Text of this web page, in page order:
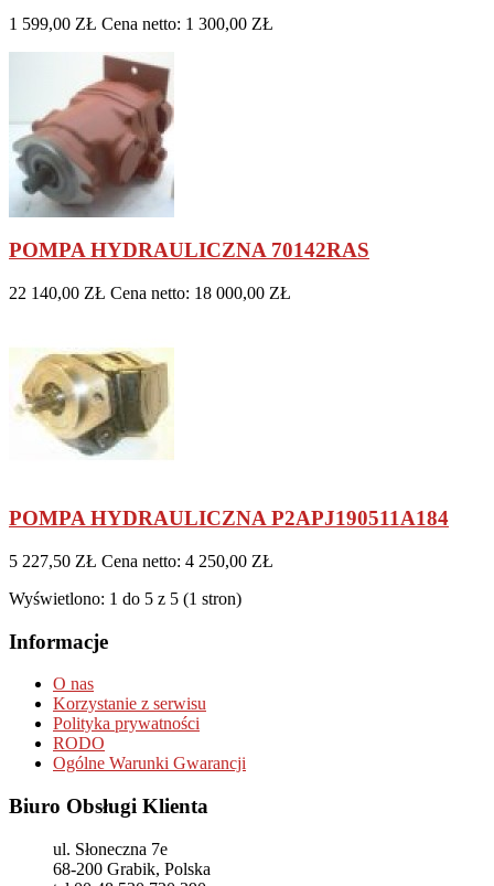
1 599,00 ZŁ Cena netto: 1 300,00 ZŁ
POMPA HYDRAULICZNA 70142RAS
22 140,00 ZŁ Cena netto: 18 000,00 ZŁ
POMPA HYDRAULICZNA P2APJ190511A184
5 227,50 ZŁ Cena netto: 4 250,00 ZŁ
Wyświetlono: 1 do 5 z 5 (1 stron)
Informacje
O nas
Korzystanie z serwisu
Polityka prywatności
RODO
Ogólne Warunki Gwarancji
Biuro Obsługi Klienta
ul. Słoneczna 7e
68-200 Grabik, Polska